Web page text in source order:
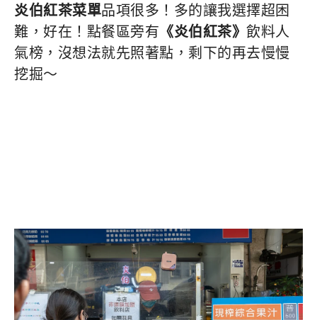
炎伯紅茶菜單品項很多！多的讓我選擇超困
難，好在！點餐區旁有 《炎伯紅茶》 飲料人
氣榜，沒想法就先照著點，剩下的再去慢慢
挖掘～